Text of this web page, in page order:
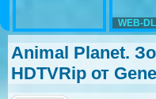
WEB-
Animal Planet.
HDTVRip от